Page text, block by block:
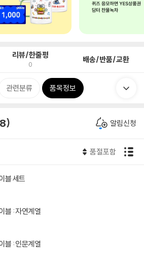
리뷰/한줄평
0 배송/반품/교환
관련분류 품목정보
8 알림신청
품절포함
블 세트
블 : 자연계열
블 : 인문계열